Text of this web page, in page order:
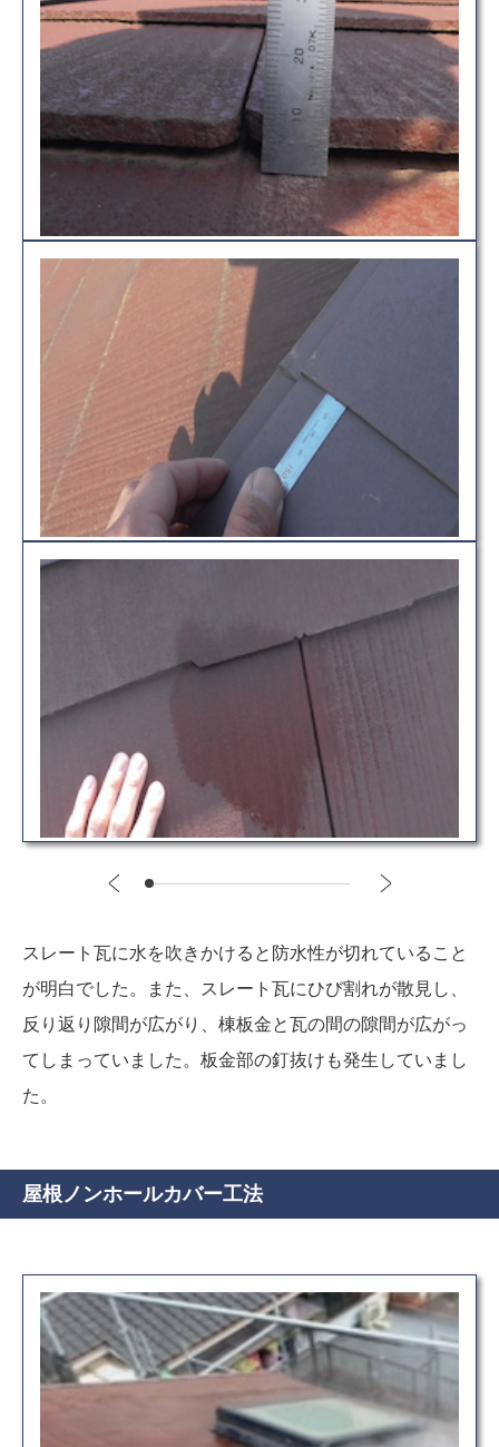
スレート瓦に水を吹きかけると防水性が切れていること
が明白でした。また、スレート瓦にひび割れが散見し、
反り返り隙間が広がり、棟板金と瓦の間の隙間が広がっ
てしまっていました。板金部の釘抜けも発生していまし
た。
屋根ノンホールカバー工法